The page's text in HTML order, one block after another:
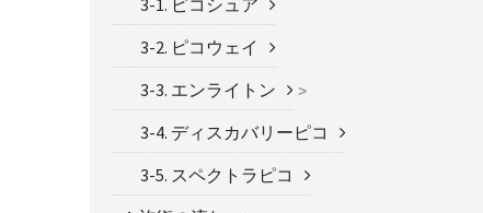
3-1. ピコシュア
3-2. ピコウェイ
3-3. エンライトン
>
3-4. ディスカバリーピコ
3-5. スペクトラピコ